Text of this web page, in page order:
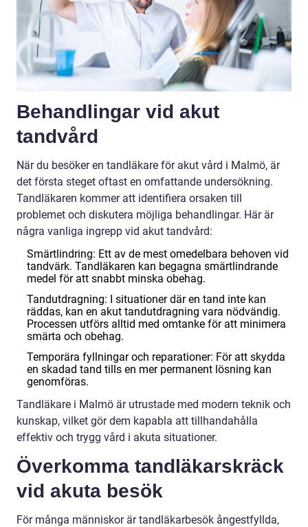
Behandlingar vid akut
tandvård
När du besöker en tandläkare för akut vård i Malmö, är
det första steget oftast en omfattande undersökning.
Tandläkaren kommer att identifiera orsaken till
problemet och diskutera möjliga behandlingar. Här är
några vanliga ingrepp vid akut tandvård:
Smärtlindring: Ett av de mest omedelbara behoven vid
tandvärk. Tandläkaren kan begagna smärtlindrande
medel för att snabbt minska obehag.
Tandutdragning: I situationer där en tand inte kan
räddas, kan en akut tandutdragning vara nödvändig.
Processen utförs alltid med omtanke för att minimera
smärta och obehag.
Temporära fyllningar och reparationer: För att skydda
en skadad tand tills en mer permanent lösning kan
genomföras.
Tandläkare i Malmö är utrustade med modern teknik och
kunskap, vilket gör dem kapabla att tillhandahålla
effektiv och trygg vård i akuta situationer.
Överkomma tandläkarskräck
vid akuta besök
För många människor är tandläkarbesök ångestfyllda,